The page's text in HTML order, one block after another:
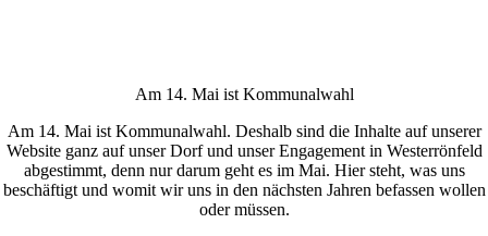
Am 14. Mai ist Kommunalwahl
Am 14. Mai ist Kommunalwahl. Deshalb sind die Inhalte auf unserer
Website ganz auf unser Dorf und unser Engagement in Westerrönfeld
abgestimmt, denn nur darum geht es im Mai. Hier steht, was uns
beschäftigt und womit wir uns in den nächsten Jahren befassen wollen
oder müssen.